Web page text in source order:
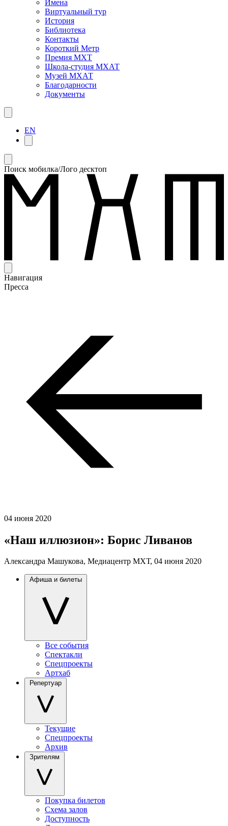
Имена
Виртуальный тур
История
Библиотека
Контакты
Короткий Метр
Премия МХТ
Школа-студия МХАТ
Музей МХАТ
Благодарности
Документы
EN
Поиск мобилка/Лого десктоп
Навигация
Пресса
04 июня 2020
«Наш иллюзион»: Борис Ливанов
Александра Машукова, Медиацентр МХТ, 04 июня 2020
Афиша и билеты
Все события
Спектакли
Спецпроекты
Артхаб
Репертуар
Текущие
Спецпроекты
Архив
Зрителям
Покупка билетов
Схема залов
Доступность